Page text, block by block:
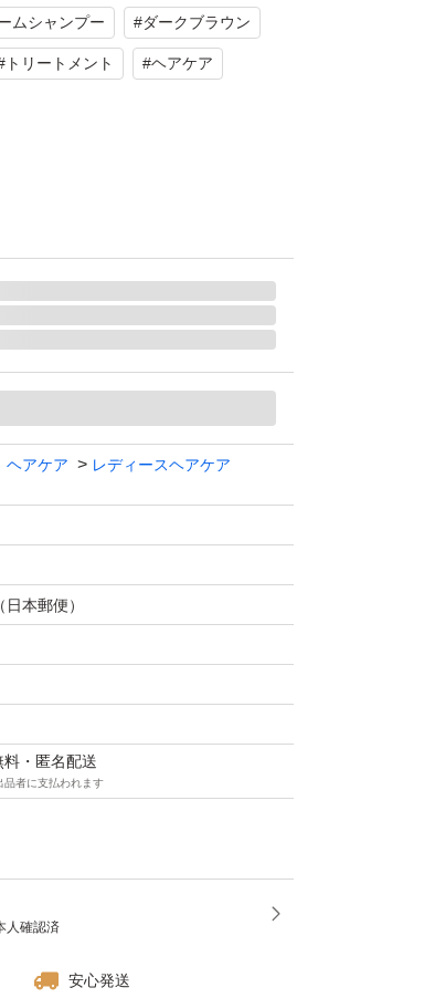
ムシャンプー #ダークブラウン
トリートメント #ヘアケア
ヘアケア
レディースヘアケア
本郵便）
・匿名配送
品者に支払われます
人確認済
安心発送